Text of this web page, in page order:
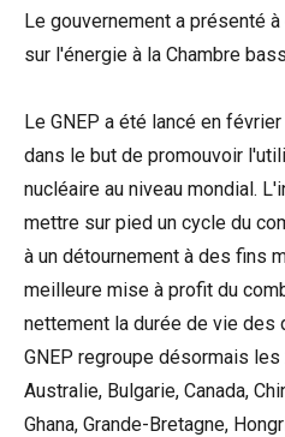
Le gouvernement a présenté
sur l'énergie à la Chambre
Le GNEP a été lancé en
dans le but de promouvoir
nucléaire au niveau mondial.
mettre sur pied un cycle du
à un détournement à des fins
meilleure mise à profit du
nettement la durée de vie des
GNEP regroupe désormais
Australie, Bulgarie, Canada,
Ghana, Grande-Bretagne,